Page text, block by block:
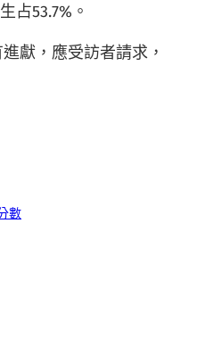
占53.7%。
獻，應受訪者請求，
數